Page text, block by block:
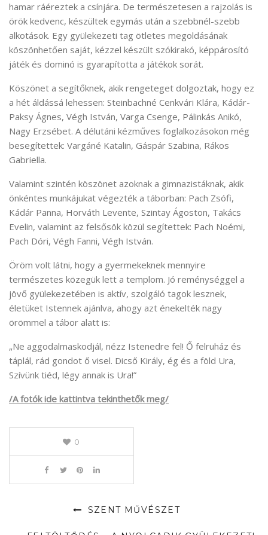
hamar ráéreztek a csínjára. De természetesen a rajzolás is
örök kedvenc, készültek egymás után a szebbnél-szebb
alkotások. Egy gyülekezeti tag ötletes megoldásának
köszönhetően saját, kézzel készült szókirakó, képpárosító
játék és dominó is gyarapította a játékok sorát.
Köszönet a segítőknek, akik rengeteget dolgoztak, hogy ez
a hét áldássá lehessen: Steinbachné Cenkvári Klára, Kádár-
Paksy Ágnes, Végh István, Varga Csenge, Pálinkás Anikó,
Nagy Erzsébet. A délutáni kézműves foglalkozásokon még
besegítettek: Vargáné Katalin, Gáspár Szabina, Rákos
Gabriella.
Valamint szintén köszönet azoknak a gimnazistáknak, akik
önkéntes munkájukat végezték a táborban: Pach Zsófi,
Kádár Panna, Horváth Levente, Szintay Ágoston, Takács
Evelin, valamint az felsősök közül segítettek: Pach Noémi,
Pach Dóri, Végh Fanni, Végh István.
Öröm volt látni, hogy a gyermekeknek mennyire
természetes közegük lett a templom. Jó reménységgel a
jövő gyülekezetében is aktív, szolgáló tagok lesznek,
életüket Istennek ajánlva, ahogy azt énekelték nagy
örömmel a tábor alatt is:
„Ne aggodalmaskodjál, nézz Istenedre fel! Ő felruház és
táplál, rád gondot ő visel. Dicső Király, ég és a föld Ura,
Szívünk tiéd, légy annak is Ura!”
/A fotók ide kattintva tekinthetők meg/
0
SZENT MŰVÉSZET